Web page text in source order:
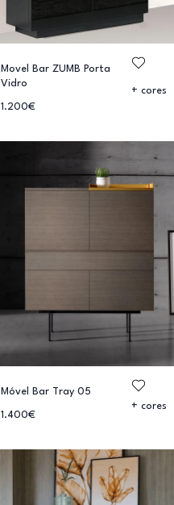
Movel Bar ZUMB Porta
Vidro
1.200€
+ cores
Móvel Bar Tray 05
1.400€
+ cores